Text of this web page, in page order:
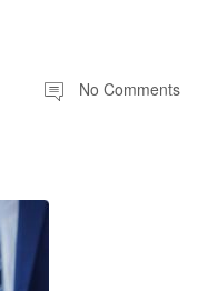
No Comments